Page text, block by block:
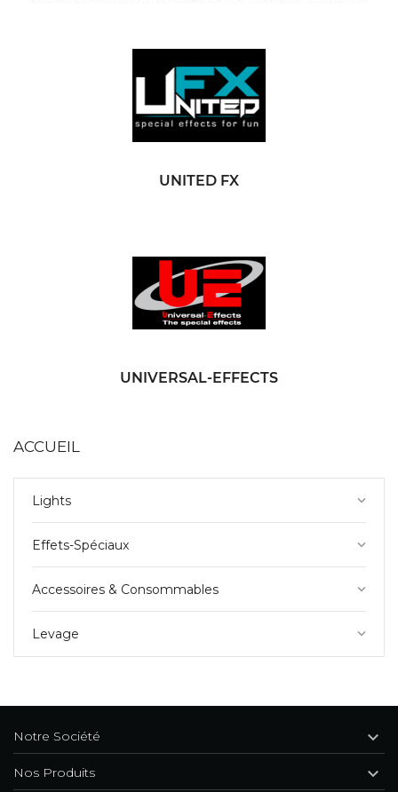
ACCUEIL
Lights keyboard_arrow_down
Effets-Spéciaux keyboard_arrow_down
Accessoires & Consommables keyboard_arrow_down
Levage keyboard_arrow_down
UNITED FX
UNIVERSAL-EFFECTS
Notre Société 
Nos Produits 